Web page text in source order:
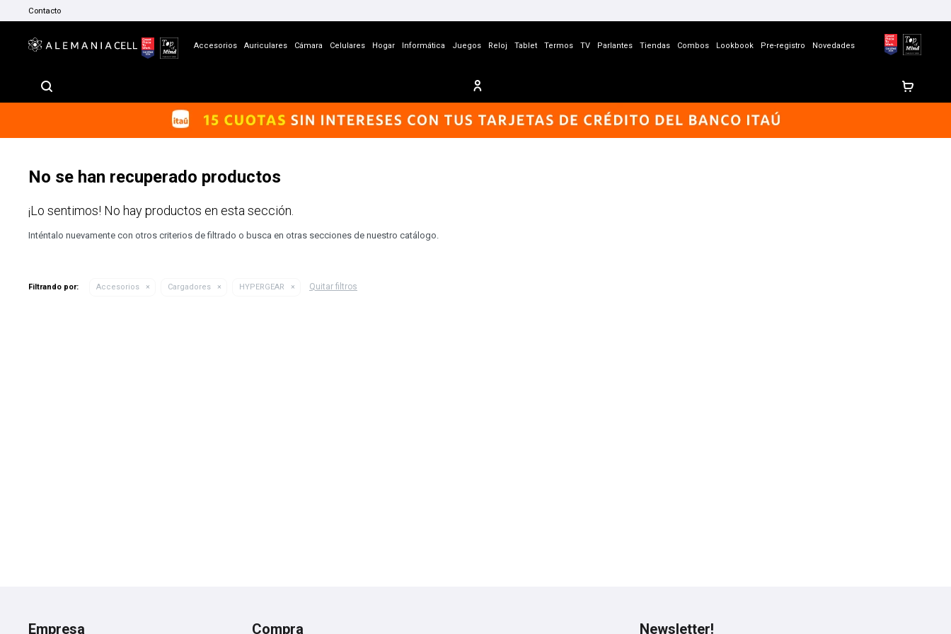
Accesorios Auriculares Cámara Celulares Hogar Informática Juegos Reloj Tablet Termos TV Parlantes Tiendas Combos Lookbook Pre-registro Novedades
Contacto
No se han recuperado productos
¡Lo sentimos! No hay productos en esta sección.
Inténtalo nuevamente con otros criterios de filtrado o busca en otras secciones de nuestro catálogo.
Filtrando por: Accesorios Cargadores HYPERGEAR Quitar filtros
Empresa Compra Newsletter!